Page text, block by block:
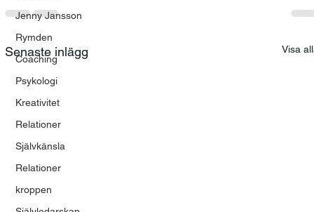
Jenny Jansson
Rymden
Coaching
Psykologi
Kreativitet
Relationer
Självkänsla
Relationer
kroppen
Senaste inlägg Visa